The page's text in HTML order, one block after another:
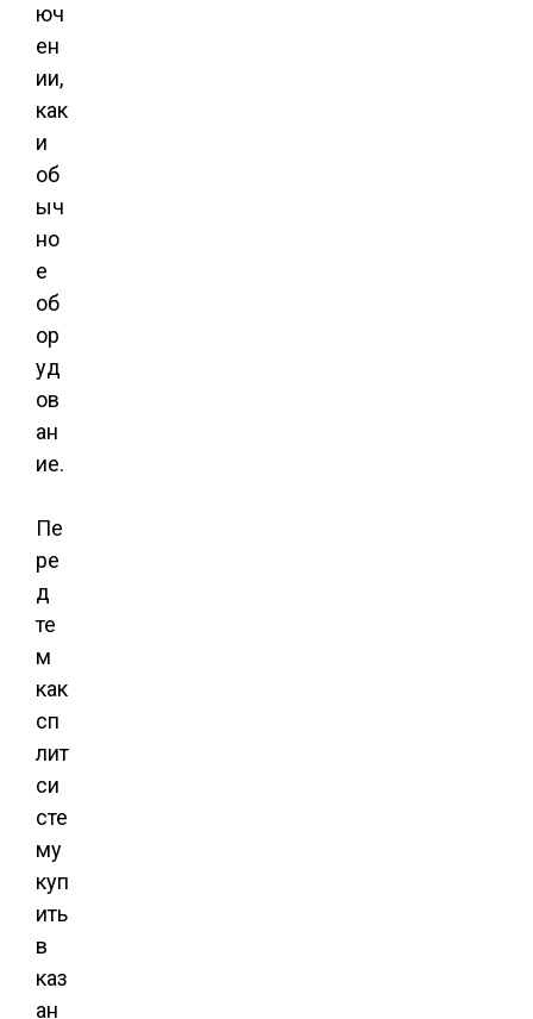
юч
ен
ии,
как
и
об
ыч
но
е
об
ор
уд
ов
ан
ие.
Пе
ре
д
те
м
как
сп
лит
си
сте
му
куп
ить
в
каз
ан